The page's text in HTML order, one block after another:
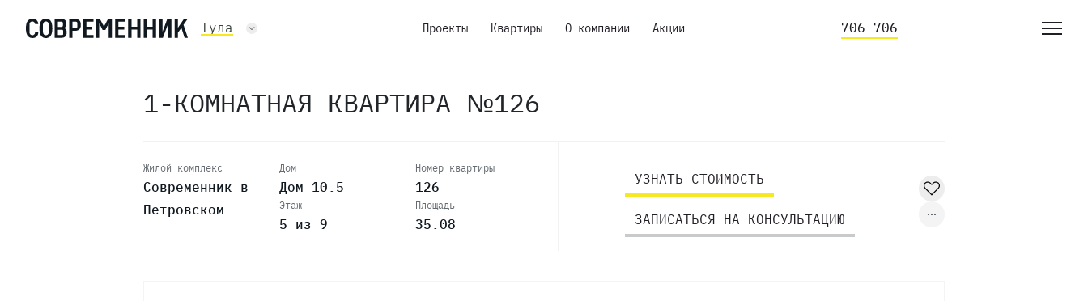
Тула Проекты Квартиры О компании Акции 706-706
1-КОМНАТНАЯ КВАРТИРА №126
Жилой комплекс
Современник в
Петровском
Дом
Дом 10.5
Этаж
5 из 9
Номер квартиры
126
Площадь
35.08
УЗНАТЬ СТОИМОСТЬ
ЗАПИСАТЬСЯ НА КОНСУЛЬТАЦИЮ